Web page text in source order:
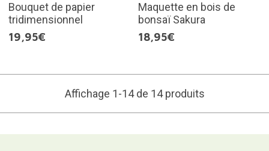
Bouquet de papier
tridimensionnel
19,95€
Maquette en bois de
bonsaï Sakura
18,95€
Affichage 1-14 de 14 produits